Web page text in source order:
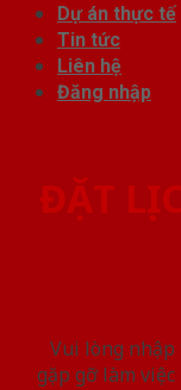
Dự án thực tế
Tin tức
Liên hệ
Đăng nhập
ĐẶT
Vui lòng
gặp gỡ làm